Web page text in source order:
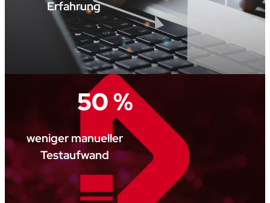
Erfahrung
50 %
weniger manueller
Testaufwand